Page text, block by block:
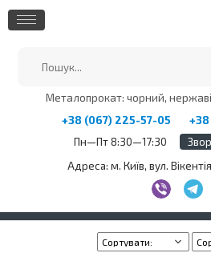
Металопрокат: чорний,
+38 (067) 225-57-05
Пн—Пт 8:30—17:30
Адреса: м. Київ, вул.